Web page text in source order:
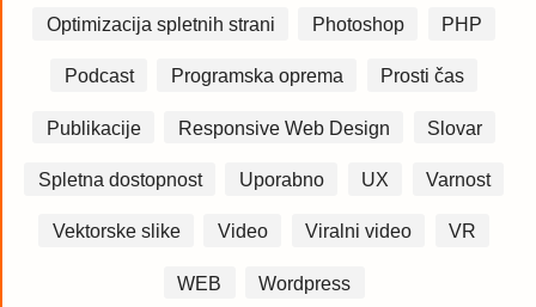
Optimizacija spletnih strani Photoshop PHP
Podcast Programska oprema Prosti čas
Publikacije Responsive Web Design Slovar
Spletna dostopnost Uporabno UX Varnost
Vektorske slike Video Viralni video VR
WEB Wordpress